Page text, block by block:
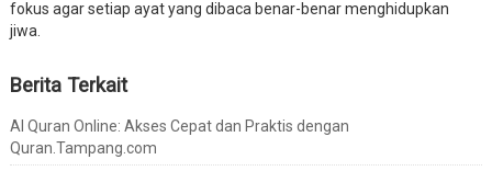
fokus agar setiap ayat yang dibaca benar-benar menghidupkan
jiwa.
Berita Terkait
Al Quran Online: Akses Cepat dan Praktis dengan
Quran.Tampang.com